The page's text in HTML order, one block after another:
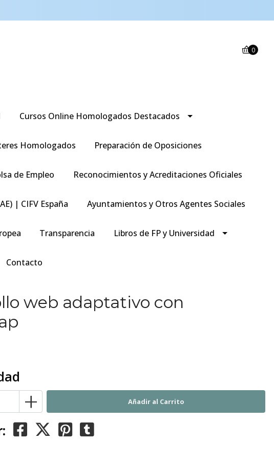
0
Cursos Online Homologados Destacados
Homologados Preparación de Oposiciones
de Empleo Reconocimientos y Acreditaciones Oficiales
| CIFV España Ayuntamientos y Otros Agentes Sociales
Transparencia Libros de FP y Universidad
Contacto
web adaptativo con
+